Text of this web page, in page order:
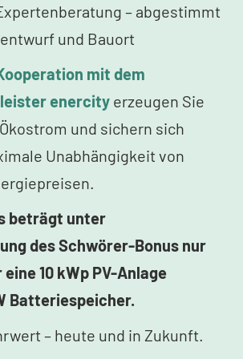
– abgestimmt
und Bauort
mit dem
enercity erzeugen Sie
und sichern sich
Unabhängigkeit von
beträgt unter
des Schwörer-Bonus nur
eine 10 kWp PV-Anlage
Batteriespeicher.
– heute und in Zukunft.